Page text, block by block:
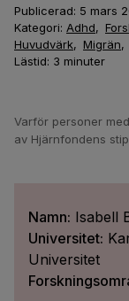
Publicerad: 5 mars
Kategori: Adhd,
Huvudvärk, Migrän,
Lästid: 3 minuter
Varför personer
av Hjärnfondens
Namn: Isabell
Universitet:
Universitet